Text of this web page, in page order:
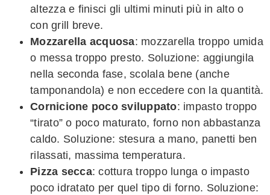
altezza e finisci gli ultimi minuti più in alto o
con grill breve.
Mozzarella acquosa: mozzarella troppo umida
o messa troppo presto. Soluzione: aggiungila
nella seconda fase, scolala bene (anche
tamponandola) e non eccedere con la quantità.
Cornicione poco sviluppato: impasto troppo
“tirato” o poco maturato, forno non abbastanza
caldo. Soluzione: stesura a mano, panetti ben
rilassati, massima temperatura.
Pizza secca: cottura troppo lunga o impasto
poco idratato per quel tipo di forno. Soluzione: